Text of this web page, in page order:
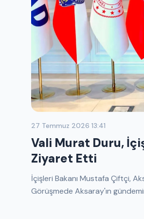
27 Temmuz 2026 13:41
Vali Murat Duru,
Ziyaret Etti
İçişleri Bakanı Mustafa Çiftçi,
Görüşmede Aksaray'ın